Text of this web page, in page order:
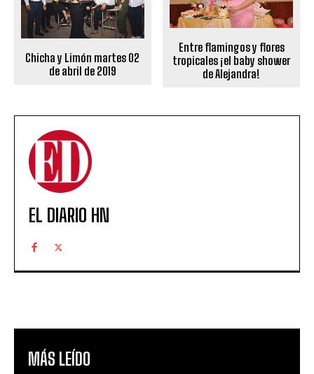
Chicha y Limón martes 02
de abril de 2019
Entre flamingos y flores
tropicales ¡el baby shower
de Alejandra!
EL DIARIO HN
MÁS LEÍDO